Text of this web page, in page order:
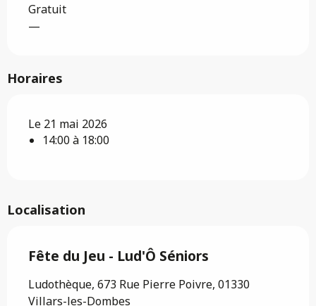
Gratuit
—
Horaires
Le 21 mai 2026
14:00 à 18:00
Localisation
Fête du Jeu - Lud'Ô Séniors
Ludothèque, 673 Rue Pierre Poivre, 01330
Villars-les-Dombes